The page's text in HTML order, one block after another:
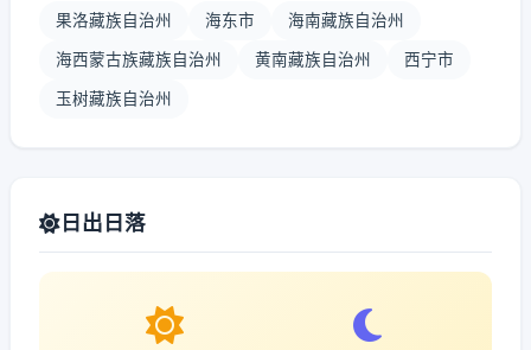
果洛藏族自治州 海东市 海南藏族自治州
海西蒙古族藏族自治州 黄南藏族自治州 西宁市
玉树藏族自治州
日出日落